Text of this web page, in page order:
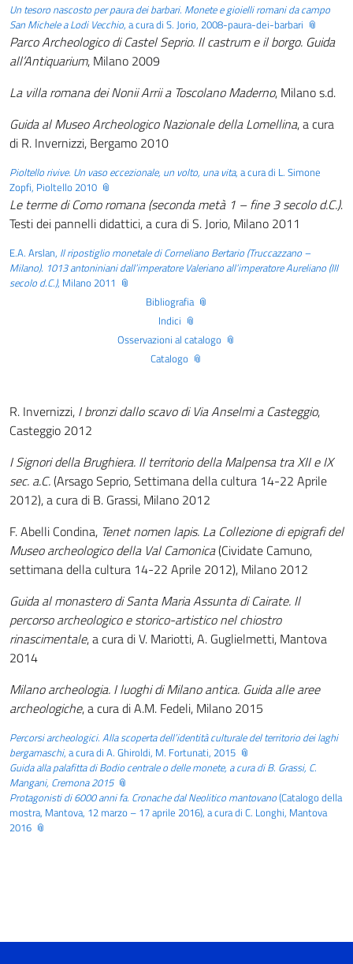
Un tesoro nascosto per paura dei barbari. Monete e gioielli romani da campo
San Michele a Lodi Vecchio, a cura di S. Jorio, 2008-paura-dei-barbari
Parco Archeologico di Castel Seprio. Il castrum e il borgo. Guida
all’Antiquarium, Milano 2009
La villa romana dei Nonii Arrii a Toscolano Maderno, Milano s.d.
Guida al Museo Archeologico Nazionale della Lomellina, a cura
di R. Invernizzi, Bergamo 2010
Pioltello rivive. Un vaso eccezionale, un volto, una vita, a cura di L. Simone
Zopfi, Pioltello 2010
Le terme di Como romana (seconda metà 1 – fine 3 secolo d.C.).
Testi dei pannelli didattici, a cura di S. Jorio, Milano 2011
E.A. Arslan, Il ripostiglio monetale di Corneliano Bertario (Truccazzano –
Milano). 1013 antoniniani dall’imperatore Valeriano all’imperatore Aureliano (III
secolo d.C.), Milano 2011
Bibliografia
Indici
Osservazioni al catalogo
Catalogo
R. Invernizzi, I bronzi dallo scavo di Via Anselmi a Casteggio,
Casteggio 2012
I Signori della Brughiera. Il territorio della Malpensa tra XII e IX
sec. a.C.(Arsago Seprio, Settimana della cultura 14-22 Aprile
2012), a cura di B. Grassi, Milano 2012
F. Abelli Condina, Tenet nomen lapis. La Collezione di epigrafi del
Museo archeologico della Val Camonica(Cividate Camuno,
settimana della cultura 14-22 Aprile 2012), Milano 2012
Guida al monastero di Santa Maria Assunta di Cairate. Il
percorso archeologico e storico-artistico nel chiostro
rinascimentale, a cura di V. Mariotti, A. Guglielmetti, Mantova
2014
Milano archeologia. I luoghi di Milano antica. Guida alle aree
archeologiche, a cura di A.M. Fedeli, Milano 2015
Percorsi archeologici. Alla scoperta dell’identità culturale del territorio dei laghi
bergamaschi, a cura di A. Ghiroldi, M. Fortunati, 2015
Guida alla palafitta di Bodio centrale o delle monete, a cura di B. Grassi, C.
Mangani, Cremona 2015
Protagonisti di 6000 anni fa. Cronache dal Neolitico mantovano(Catalogo della
mostra, Mantova, 12 marzo – 17 aprile 2016), a cura di C. Longhi, Mantova
2016